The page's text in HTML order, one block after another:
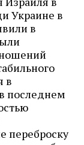
Украине в
в
в
последнем
переброску